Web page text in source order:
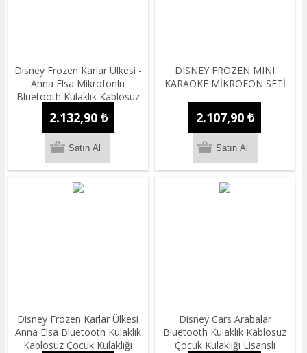
Disney Frozen Karlar Ülkesi -
Anna Elsa Mikrofonlu
Bluetooth Kulaklık Kablosuz
Çocuk Kulaklığı Lisanslı
2.132,90 ₺
DISNEY FROZEN MINI
KARAOKE MİKROFON SETİ
2.107,90 ₺
Disney Frozen Karlar Ülkesi
Anna Elsa Bluetooth Kulaklık
Kablosuz Çocuk Kulaklığı
Disney Cars Arabalar
Bluetooth Kulaklık Kablosuz
Çocuk Kulaklığı Lisanslı